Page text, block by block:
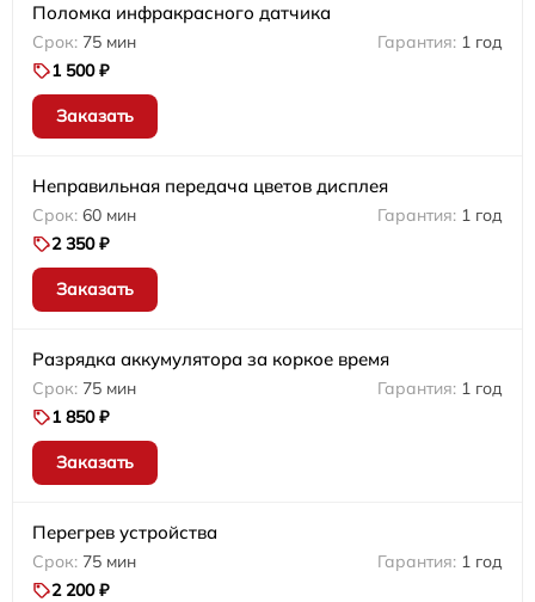
Поломка инфракрасного датчика
75 мин
1 год
1 500 ₽
Заказать
Неправильная передача цветов дисплея
60 мин
1 год
2 350 ₽
Заказать
Разрядка аккумулятора за коркое время
75 мин
1 год
1 850 ₽
Заказать
Перегрев устройства
75 мин
1 год
2 200 ₽